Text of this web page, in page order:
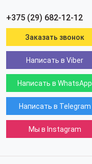
+375 (29) 682-12-12
Заказать звонок
Написать в Viber
Написать в WhatsApp
Написать в Telegram
Мы в Instagram